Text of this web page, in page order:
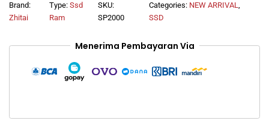
Rp4.000.000.Rp1.690.000.
Brand:
Zhitai
Type:Ssd
Ram
SKU:
SP2000
Categories: NEW ARRIVAL,
SSD
Menerima Pembayaran Via